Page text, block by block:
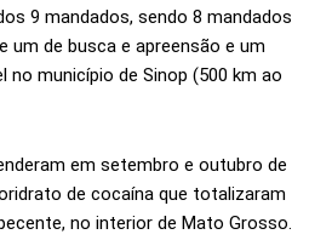
9 mandados, sendo 8 mandados
um de busca e apreensão e um
no município de Sinop (500 km ao
em setembro e outubro de
de cocaína que totalizaram
no interior de Mato Grosso.